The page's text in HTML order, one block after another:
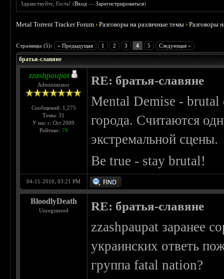
Здравствуйте, Гость! (Вход —Зарегистрироваться)
Metal Torrent Tracker Forum ›Разговоры на различные темы ›Разговоры
Страницы (5): « Предыдущая 1 2 3 4 5 Следующая »
братья-славяне
zzashpaupat
Administrator
Сообщений: 1,275
Темы: 31
У нас с: Oct 2009
Рейтинг: 79
RE: братья-славяне
Mental Demise - brutal
города. Считаются
экстремальной сцены.
Be true - stay brutal!
04-11-2010, 03:21 PM
BloodlyDeath
Unregistered RE: братья-славяне
zzashpaupat заранее
украинских ответь
группа fatal nation?